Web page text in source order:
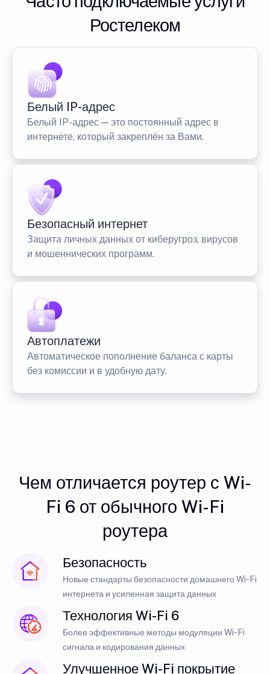
Ростелеком
Белый IP-адрес
Белый IP-адрес — это постоянный адрес в
интернете, который закреплён за Вами.
Безопасный интернет
Защита личных данных от киберугроз, вирусов
и мошеннических программ.
Автоплатежи
Автоматическое пополнение баланса с карты
без комиссии и в удобную дату.
Чем отличается роутер с Wi-
Fi 6 от обычного Wi-Fi
роутера
Безопасность
Новые стандарты безопасности домашнего Wi-Fi
интернета и усиленная защита данных
Технология Wi-Fi 6
Более эффективные методы модуляции Wi-Fi
сигнала и кодирования данных
Улучшенное Wi-Fi покрытие